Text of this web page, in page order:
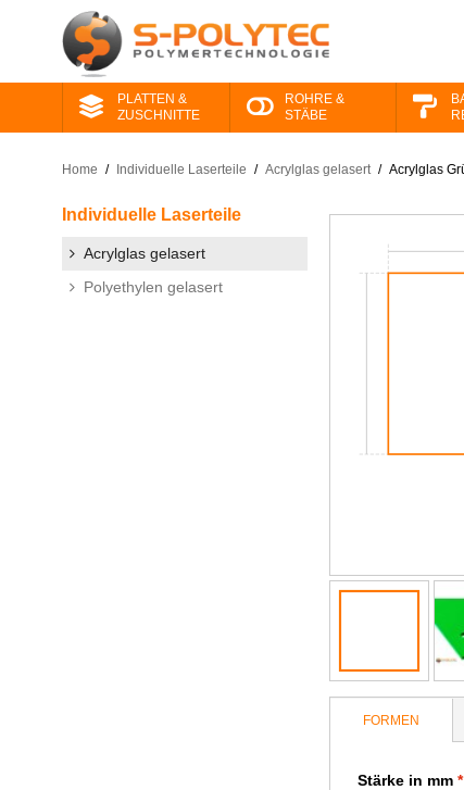
PLATTEN &
ZUSCHNITTE
ROHRE &
STÄBE
Home / Individuelle Laserteile / Acrylglas gelasert / Acrylglas
Individuelle Laserteile
Acrylglas gelasert
Polyethylen gelasert
FORMEN
Stärke in mm